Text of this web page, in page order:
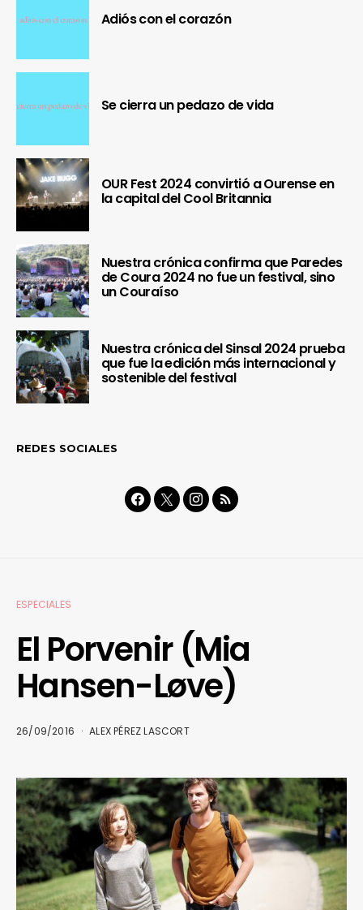
Adiós con el corazón
Se cierra un pedazo de vida
OUR Fest 2024 convirtió a Ourense en
la capital del Cool Britannia
Nuestra crónica confirma que Paredes
de Coura 2024 no fue un festival, sino
un Couraíso
Nuestra crónica del Sinsal 2024 prueba
que fue la edición más internacional y
sostenible del festival
REDES SOCIALES
ESPECIALES
El Porvenir (Mia
Hansen-Løve)
26/09/2016 ALEX PÉREZ LASCORT